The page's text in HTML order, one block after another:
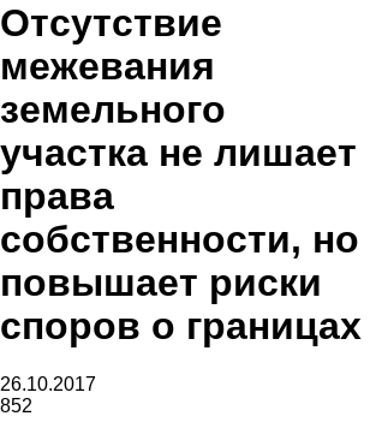
Отсутствие
межевания
земельного
участка не лишает
права
собственности, но
повышает риски
споров о границах
26.10.2017
852